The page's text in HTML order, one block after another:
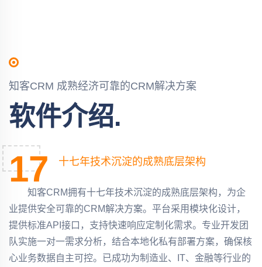
知客CRM 成熟经济可靠的CRM解决方案
软件介绍.
17 十七年技术沉淀的成熟底层架构
知客CRM拥有十七年技术沉淀的成熟底层架构，为企
业提供安全可靠的CRM解决方案。平台采用模块化设计，
提供标准API接口，支持快速响应定制化需求。专业开发团
队实施一对一需求分析，结合本地化私有部署方案，确保核
心业务数据自主可控。已成功为制造业、IT、金融等行业的